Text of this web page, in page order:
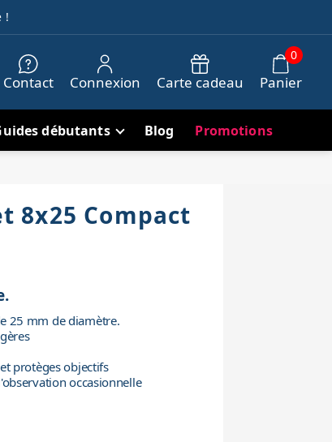
!
Contact Connexion Carte cadeau Panier
0
débutants Blog Promotions
8x25 Compact
25 mm de diamètre.
protèges objectifs
occasionnelle